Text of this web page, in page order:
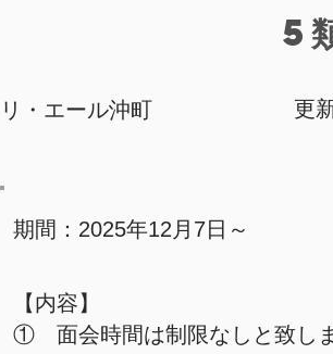
5
リ・エール沖町 更
期間：2025年12月7日～
【内容】
① 面会時間は制限なしと致し